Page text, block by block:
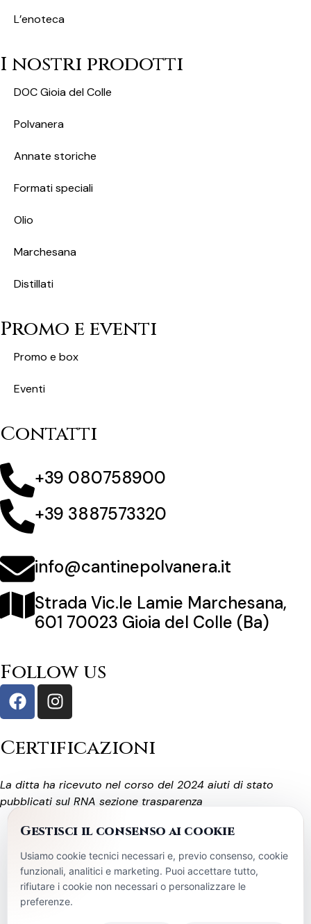
L’enoteca
I nostri prodotti
DOC Gioia del Colle
Polvanera
Annate storiche
Formati speciali
Olio
Marchesana
Distillati
Promo e eventi
Promo e box
Eventi
Contatti
+39 080758900
+39 3887573320
info@cantinepolvanera.it
Strada Vic.le Lamie Marchesana,
601 70023 Gioia del Colle (Ba)
Follow us
Certificazioni
La ditta ha ricevuto nel corso del 2024 aiuti di stato
pubblicati sul RNA sezione trasparenza
Termini e Condizioni Politica di rimborso e reso
Privacy Policy Cookie Policy
Gestisci il consenso ai cookie
Usiamo cookie tecnici necessari e, previo consenso, cookie
funzionali, analitici e marketing. Puoi accettare tutto,
rifiutare i cookie non necessari o personalizzare le
preferenze.